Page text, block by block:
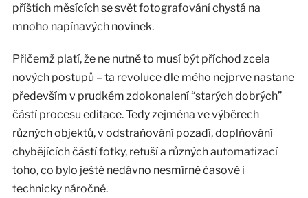
příštích měsících se svět fotografování chystá na
mnoho napínavých novinek.
Přičemž platí, že ne nutně to musí být příchod zcela
nových postupů – ta revoluce dle mého nejprve nastane
především v prudkém zdokonalení “starých dobrých”
částí procesu editace. Tedy zejména ve výběrech
různých objektů, v odstraňování pozadí, doplňování
chybějících částí fotky, retuší a různých automatizací
toho, co bylo ještě nedávno nesmírně časově i
technicky náročné.